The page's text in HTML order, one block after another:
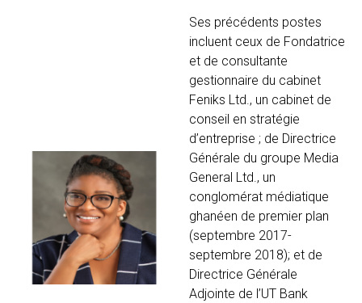
Ses précédents postes
incluent ceux de Fondatrice
et de consultante
gestionnaire du cabinet
Feniks Ltd., un cabinet de
conseil en stratégie
d’entreprise ; de Directrice
Générale du groupe Media
General Ltd., un
conglomérat médiatique
ghanéen de premier plan
(septembre 2017-
septembre 2018); et de
Directrice Générale
Adjointe de l’UT Bank